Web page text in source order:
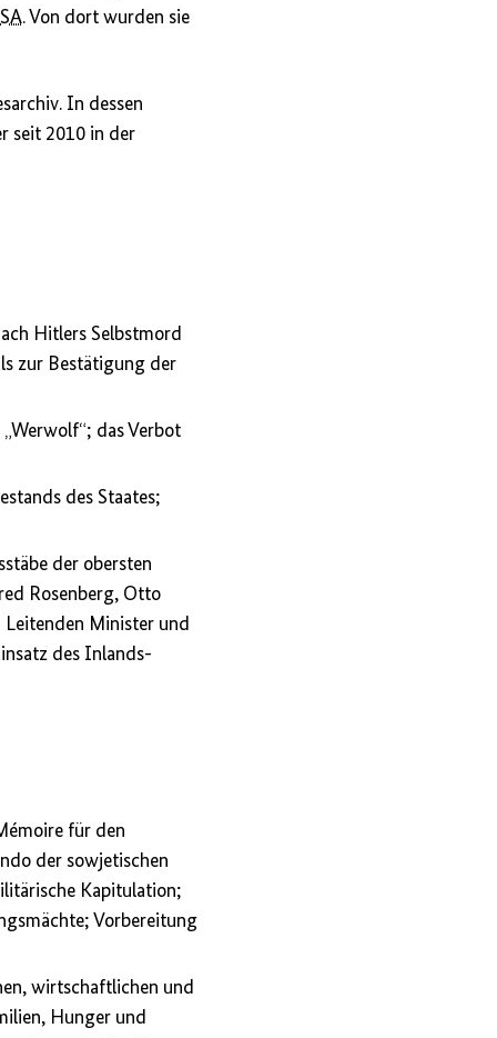
. Von dort wurden sie
In dessen
seit 2010 in der
Hitlers Selbstmord
zur Bestätigung der
das Verbot
des Staates;
der obersten
Rosenberg, Otto
Leitenden Minister und
des Inlands-
für den
der sowjetischen
Kapitulation;
Vorbereitung
wirtschaftlichen und
Hunger und